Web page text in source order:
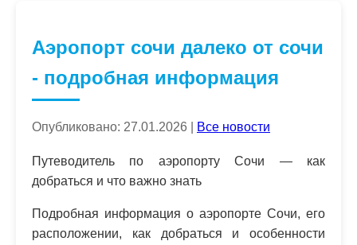
Аэропорт сочи далеко от сочи
- подробная информация
Опубликовано: 27.01.2026 | Все новости
Путеводитель по аэропорту Сочи — как
добраться и что важно знать
Подробная информация о аэропорте Сочи, его
расположении, как добраться и особенности